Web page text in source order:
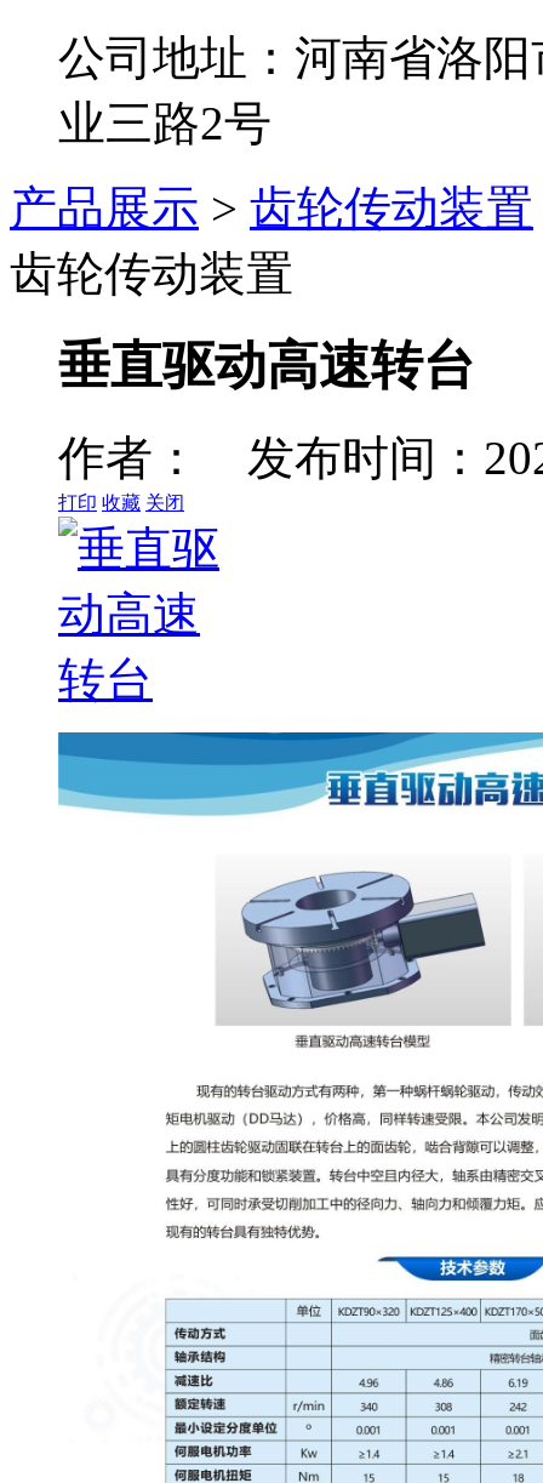
公司地址：河南省洛
业三路2号
产品展示 > 齿轮传动装置
齿轮传动装置
垂直驱动高速转台
作者： 发布时间：
打印 收藏 关闭